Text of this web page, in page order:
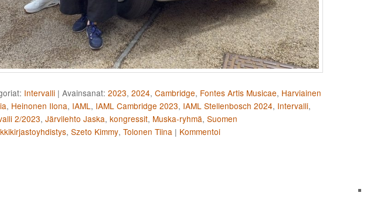
Intervalli | Avainsanat: 2023, 2024, Cambridge, Fontes Artis Musicae, Harviainen
, Heinonen Ilona, IAML, IAML Cambridge 2023, IAML Stellenbosch 2024, Intervalli,
2/2023, Järvilehto Jaska, kongressit, Muska-ryhmä, Suomen
, Szeto Kimmy, Tolonen Tiina | Kommentoi